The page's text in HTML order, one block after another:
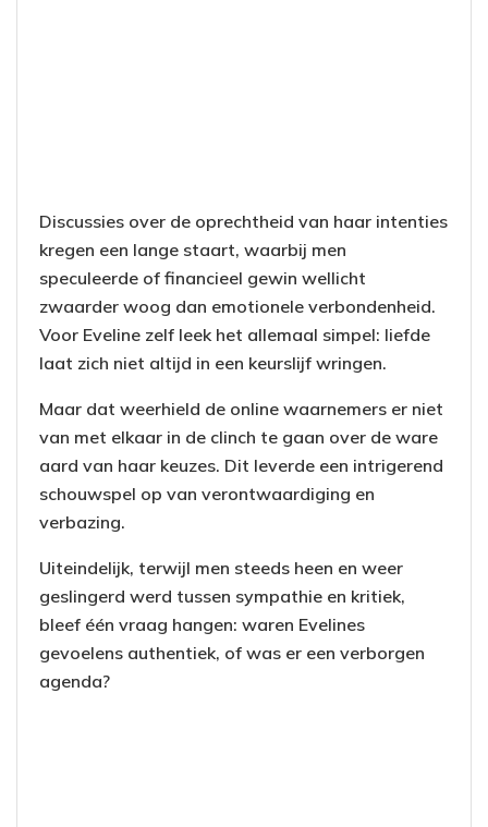
Discussies over de oprechtheid van haar intenties
kregen een lange staart, waarbij men
speculeerde of financieel gewin wellicht
zwaarder woog dan emotionele verbondenheid.
Voor Eveline zelf leek het allemaal simpel: liefde
laat zich niet altijd in een keurslijf wringen.
Maar dat weerhield de online waarnemers er niet
van met elkaar in de clinch te gaan over de ware
aard van haar keuzes. Dit leverde een intrigerend
schouwspel op van verontwaardiging en
verbazing.
Uiteindelijk, terwijl men steeds heen en weer
geslingerd werd tussen sympathie en kritiek,
bleef één vraag hangen: waren Evelines
gevoelens authentiek, of was er een verborgen
agenda?